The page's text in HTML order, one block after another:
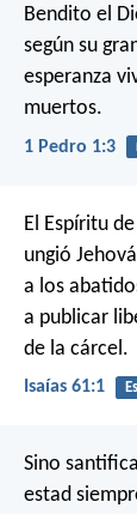
Bendito el
según su
esperanza
muertos.
1 Pedro 1:3
El Espíritu
ungió
a los
a publicar
de la cárcel.
Isaías 61:1
Sino
estad